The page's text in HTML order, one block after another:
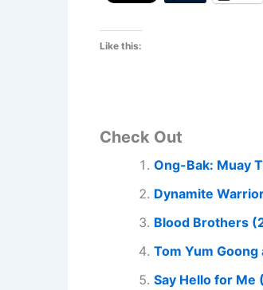
Like this:
Check Out
Ong-Bak: Muay
Dynamite
Blood Brothers
Tom Yum
Say Hello for Me